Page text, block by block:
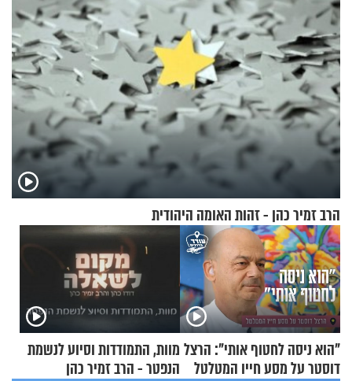
הרב זמיר כהן - זהות האומה היהודית
"הוא ניסה לחטוף אותי": הרצל
דוסטר על מסע חייו המטלטל
מוות, התמודדות וסיוע לנשמת
הנפטר - הרב זמיר כהן